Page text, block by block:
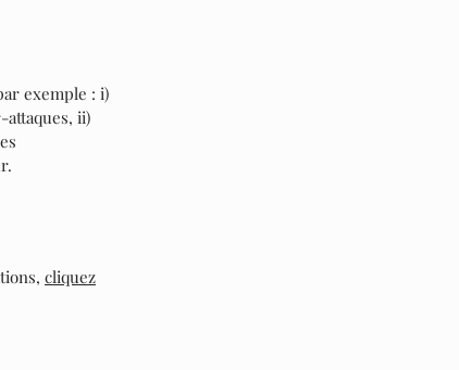
exemple : i)
ii)
cliquez